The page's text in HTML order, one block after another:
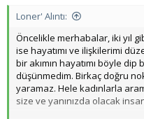
Loner' Alıntı:
Öncelikle merhabalar, iki yıl
ise hayatımı ve ilişkilerimi
bir akımın hayatımı böyle
düşünmedim. Birkaç doğru
yaramaz. Hele kadınlarla
size ve yanınızda olacak